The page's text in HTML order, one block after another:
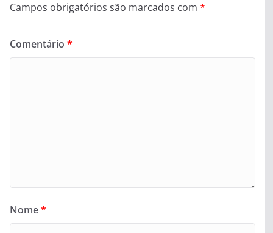
Campos obrigatórios são marcados com *
Comentário *
Nome*